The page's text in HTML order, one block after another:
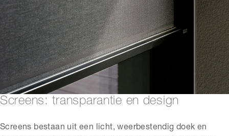
Screens: transparantie en design
Screens bestaan uit een licht, weerbestendig doek en